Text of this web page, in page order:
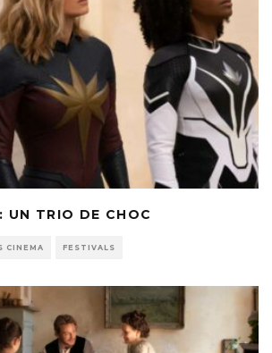
UN TRIO DE CHOC
CINEMA FESTIVALS